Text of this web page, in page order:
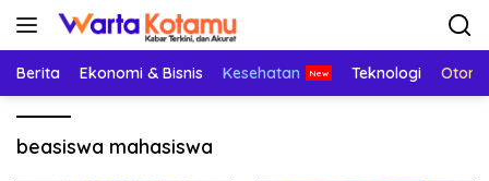
Langsung
Berita Ekonomi & Bisnis Kesehatan Teknologi
beasiswa mahasiswa